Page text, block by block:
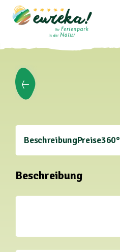
BeschreibungPreise360°
Beschreibung